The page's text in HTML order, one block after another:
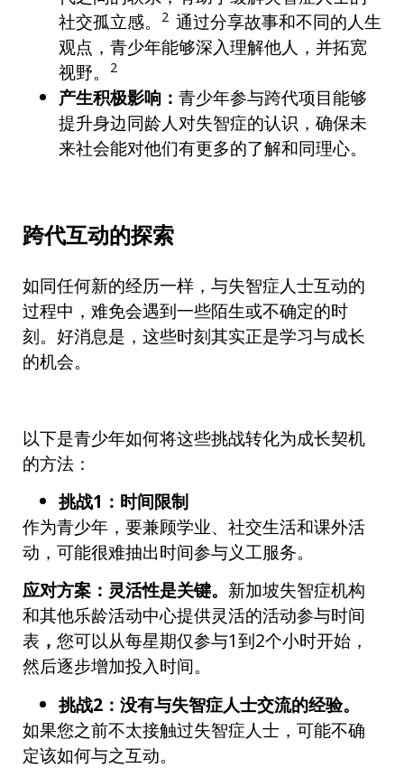
社交孤立感。
2 通过分享故事和不同的人生
观点，青少年能够深入理解他人，并拓宽
视野。
2
产生积极影响： 青少年参与跨代项目能够
提升身边同龄人对失智症的认识，确保未
来社会能对他们有更多的了解和同理心。
跨代互动的探索
如同任何新的经历一样，与失智症人士互动的
过程中，难免会遇到一些陌生或不确定的时
刻。好消息是，这些时刻其实正是学习与成长
的机会。
以下是青少年如何将这些挑战转化为成长契机
的方法：
挑战1：时间限制
作为青少年，要兼顾学业、社交生活和课外活
动，可能很难抽出时间参与义工服务。
应对方案：灵活性是关键。 新加坡失智症机构
和其他乐龄活动中心提供灵活的活动参与时间
表 ， 您可以从每星期仅参与1到2个小时开始，
然后逐步增加投入时间。
挑战2：没有与失智症人士交流的经验。
如果您之前不太接触过失智症人士，可能不确
定该如何与之互动。